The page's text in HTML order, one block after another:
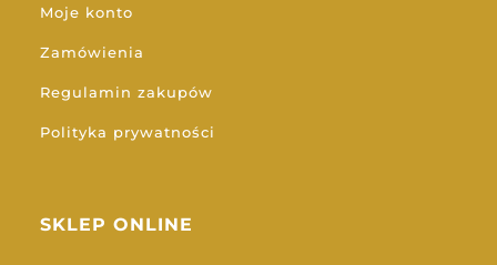
Moje konto
Zamówienia
Regulamin zakupów
Polityka prywatności
SKLEP ONLINE